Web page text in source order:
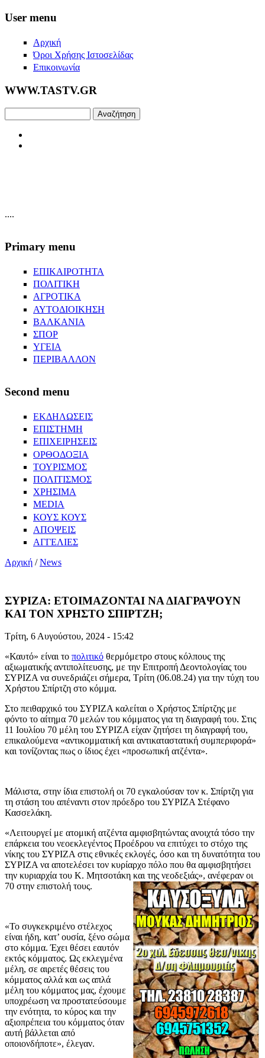
Skip to main content
User menu
Αρχική
Όροι Χρήσης Ιστοσελίδας
Επικοινωνία
WWW.TASTV.GR
....
Primary menu
ΕΠΙΚΑΙΡΟΤΗΤΑ
ΠΟΛΙΤΙΚΗ
ΑΓΡΟΤΙΚΑ
ΑΥΤΟΔΙΟΙΚΗΣΗ
ΒΑΛΚΑΝΙΑ
ΣΠΟΡ
ΥΓΕΙΑ
ΠΕΡΙΒΑΛΛΟΝ
Second menu
ΕΚΔΗΛΩΣΕΙΣ
ΕΠΙΣΤΗΜΗ
ΕΠΙΧΕΙΡΗΣΕΙΣ
ΟΡΘΟΔΟΞΙΑ
ΤΟΥΡΙΣΜΟΣ
ΠΟΛΙΤΙΣΜΟΣ
ΧΡΗΣΙΜΑ
MEDIA
ΚΟΥΣ ΚΟΥΣ
ΑΠΟΨΕΙΣ
ΑΓΓΕΛΙΕΣ
Αρχική /News
ΣΥΡΙΖΑ: ΕΤΟΙΜΑΖΟΝΤΑΙ ΝΑ ΔΙΑΓΡΑΨΟΥΝ
ΚΑΙ ΤΟΝ ΧΡΗΣΤΟ ΣΠΙΡΤΖΗ;
Τρίτη, 6 Αυγούστου, 2024 - 15:42
«Καυτό» είναι το πολιτικό θερμόμετρο στους κόλπους της
αξιωματικής αντιπολίτευσης, με την Επιτροπή Δεοντολογίας του
ΣΥΡΙΖΑ να συνεδριάζει σήμερα, Τρίτη (06.08.24) για την τύχη του
Χρήστου Σπίρτζη στο κόμμα.
Στο πειθαρχικό του ΣΥΡΙΖΑ καλείται ο Χρήστος Σπίρτζης με
φόντο το αίτημα 70 μελών του κόμματος για τη διαγραφή του. Στις
11 Ιουλίου 70 μέλη του ΣΥΡΙΖΑ είχαν ζητήσει τη διαγραφή του,
επικαλούμενα «αντικομματική και αντικαταστατική συμπεριφορά»
και τονίζοντας πως ο ίδιος έχει «προσωπική ατζέντα».
Μάλιστα, στην ίδια επιστολή οι 70 εγκαλούσαν τον κ. Σπίρτζη για
τη στάση του απέναντι στον πρόεδρο του ΣΥΡΙΖΑ Στέφανο
Κασσελάκη.
«Λειτουργεί με ατομική ατζέντα αμφισβητώντας ανοιχτά τόσο την
επάρκεια του νεοεκλεγέντος Προέδρου να επιτύχει το στόχο της
νίκης του ΣΥΡΙΖΑ στις εθνικές εκλογές, όσο και τη δυνατότητα του
ΣΥΡΙΖΑ να αποτελέσει τον κυρίαρχο πόλο που θα αμφισβητήσει
την κυριαρχία του Κ. Μητσοτάκη και της νεοδεξιάς», ανέφεραν οι
70 στην επιστολή τους.
«Το συγκεκριμένο στέλεχος
είναι ήδη, κατ’ ουσία, ξένο σώμα
στο κόμμα. Έχει θέσει εαυτόν
εκτός κόμματος. Ως εκλεγμένα
μέλη, σε αιρετές θέσεις του
κόμματος αλλά και ως απλά
μέλη του κόμματος μας, έχουμε
υποχρέωση να προστατεύσουμε
την ενότητα, το κύρος και την
αξιοπρέπεια του κόμματος όταν
αυτή βάλλεται από
οποιονδήποτε», έλεγαν.